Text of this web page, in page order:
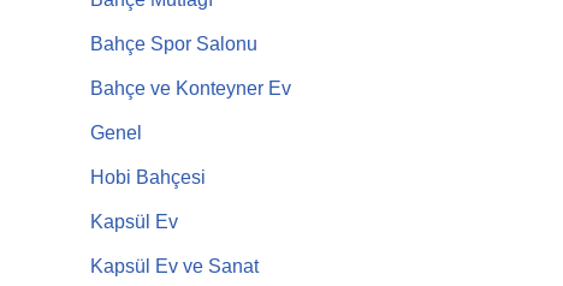
Bahçe Spor Salonu
Bahçe ve Konteyner Ev
Genel
Hobi Bahçesi
Kapsül Ev
Kapsül Ev ve Sanat